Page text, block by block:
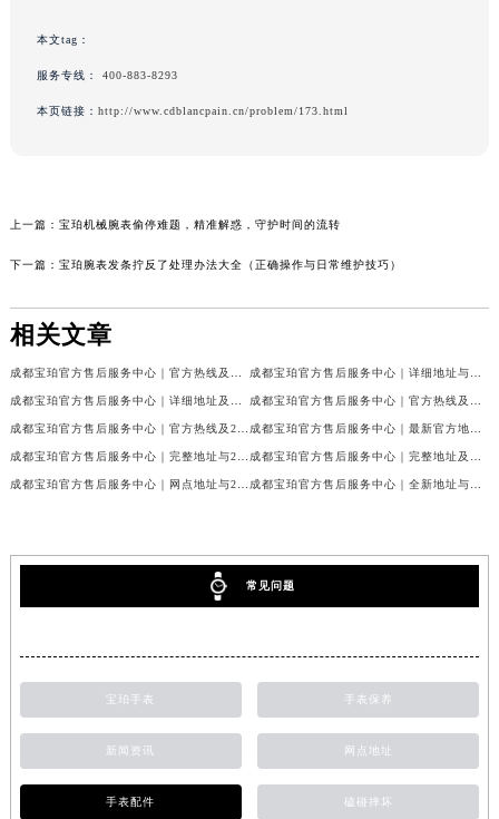
本文tag：
服务专线： 400-883-8293
本页链接： http://www.cdblancpain.cn/problem/173.html
上一篇： 宝珀机械腕表偷停难题，精准解惑，守护时间的流转
下一篇： 宝珀腕表发条拧反了处理办法大全（正确操作与日常维护技巧）
相关文章
常见问题
宝珀手表 手表保养
新闻资讯 网点地址
手表配件 磕碰摔坏